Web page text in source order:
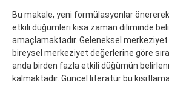
Bu makale, yeni formülasyonlar
etkili düğümleri kısa zaman diliminde
amaçlamaktadır. Geleneksel
bireysel merkeziyet değerlerine göre
anda birden fazla etkili düğümün
kalmaktadır. Güncel literatür bu